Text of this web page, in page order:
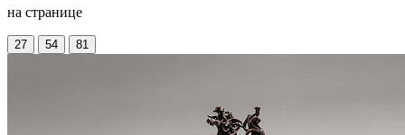
на странице
27 54 81